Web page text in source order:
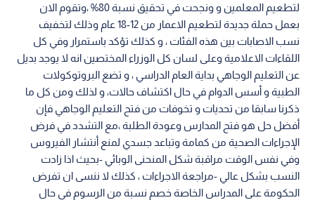
لتطعيم المعلمين و ونجحت في تحقيق نسبة 80% ،وتقوم الان
بعمل حملة جديدة لتطعيم الاعمار من 12-18 عام وذلك لتخفيف
نسب الاصابات بين هذه الفئات ، و كذلك تؤكد باستمرار وفي كل
اللقاءات الاعلامية وعلى لسان كل الوزراء المختصين انه لا يوجد بديل
عن التعليم الوجاهي بداية العام الدراسي ، و تضع البروتوكولات
الطبية و أسس الدوام في حال اكتشاف حالات، و لذلك ومن كل ما
ذكرنا سابقا من تحديات و تخوفات من فتح التعليم الوجاهي فإن
أفضل حل هو فتح المدارس وعودة الطلبة ،مع التشدد في فرض
الإجراءات الصحية من كمامة وتباعد جسدي لمنع أنتشار الفيروس
وفي نفس الوقت مراقبة شكل المنحنى الوبائي -بحيث اذا زادت
النسب بشكل عالي -مراجعة الاجراءات ، كذلك لا ننسى ان تفرض
الحكومة على المدراس الخاصة خصم نسبة من الرسوم في حال